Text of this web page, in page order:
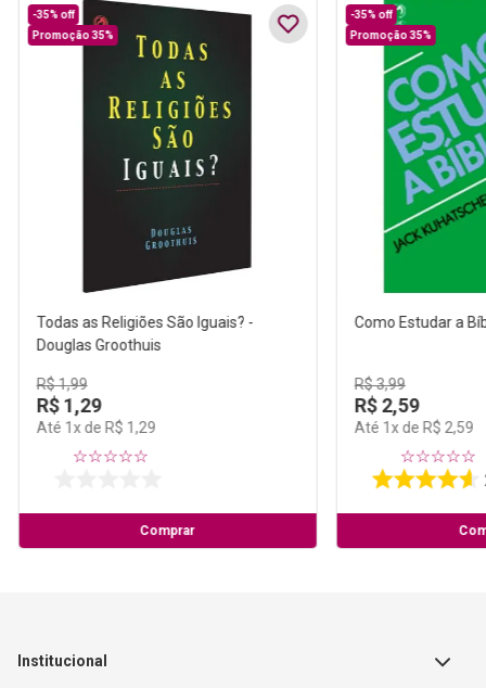
-35% off
Promoção 35%
Todas as Religiões São Iguais? -
Douglas Groothuis
R$1,99
R$ 1,29
Até 1x de R$ 1,29
☆☆☆☆☆
Comprar
-35% off
Promoção 35%
Como Estudar a
R$3,99
R$2,59
Até 1x de R$ 2,59
☆☆☆☆☆
Institucional